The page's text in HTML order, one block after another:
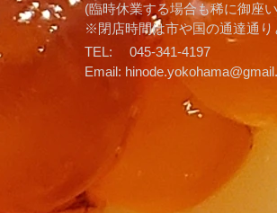
(臨時休業する場合も稀に御座
​※閉店時間は市や国の通達通り
TEL: 045-341-4197
Email: